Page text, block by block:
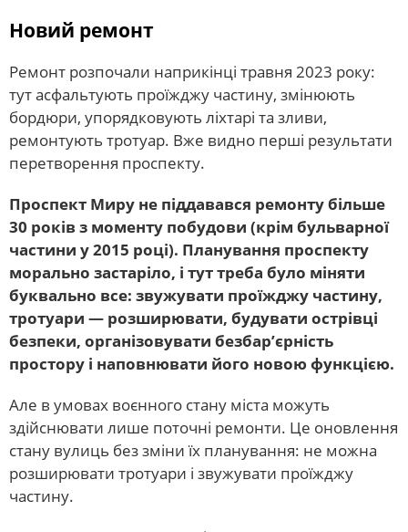
Новий ремонт
Ремонт розпочали наприкінці травня 2023 року:
тут асфальтують проїжджу частину, змінюють
бордюри, упорядковують ліхтарі та зливи,
ремонтують тротуар. Вже видно перші результати
перетворення проспекту.
Проспект Миру не піддавався ремонту більше
30 років з моменту побудови (крім бульварної
частини у 2015 році). Планування проспекту
морально застаріло, і тут треба було міняти
буквально все: звужувати проїжджу частину,
тротуари — розширювати, будувати острівці
безпеки, організовувати безбар’єрність
простору і наповнювати його новою функцією.
Але в умовах воєнного стану міста можуть
здійснювати лише поточні ремонти. Це оновлення
стану вулиць без зміни їх планування: не можна
розширювати тротуари і звужувати проїжджу
частину.